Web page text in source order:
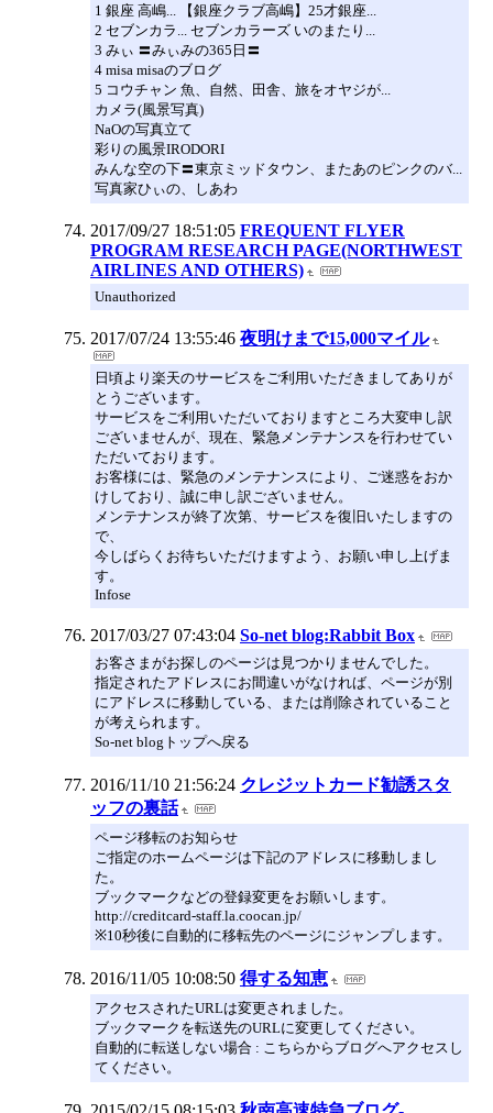
1 銀座 高嶋... 【銀座クラブ高嶋】25才銀座...
2 セブンカラ... セブンカラーズ いのまたり...
3 みぃ 〓みぃみの365日〓
4 misa misaのブログ
5 コウチャン 魚、自然、田舎、旅をオヤジが...
カメラ(風景写真)
NaOの写真立て
彩りの風景IRODORI
みんな空の下〓東京ミッドタウン、またあのピンクのバ...
写真家ひぃの、しあわ
2017/09/27 18:51:05 FREQUENT FLYER
PROGRAM RESEARCH PAGE(NORTHWEST
AIRLINES AND OTHERS)
Unauthorized
2017/07/24 13:55:46 夜明けまで15,000マイル
日頃より楽天のサービスをご利用いただきましてありが
とうございます。
サービスをご利用いただいておりますところ大変申し訳
ございませんが、現在、緊急メンテナンスを行わせてい
ただいております。
お客様には、緊急のメンテナンスにより、ご迷惑をおか
けしており、誠に申し訳ございません。
メンテナンスが終了次第、サービスを復旧いたしますの
で、
今しばらくお待ちいただけますよう、お願い申し上げま
す。
Infose
2017/03/27 07:43:04 So-net blog:Rabbit Box
お客さまがお探しのページは見つかりませんでした。
指定されたアドレスにお間違いがなければ、ページが別
にアドレスに移動している、または削除されていること
が考えられます。
So-net blogトップへ戻る
2016/11/10 21:56:24 クレジットカード勧誘スタ
ッフの裏話
ページ移転のお知らせ
ご指定のホームページは下記のアドレスに移動しまし
た。
ブックマークなどの登録変更をお願いします。
http://creditcard-staff.la.coocan.jp/
※10秒後に自動的に移転先のページにジャンプします。
2016/11/05 10:08:50 得する知恵
アクセスされたURLは変更されました。
ブックマークを転送先のURLに変更してください。
自動的に転送しない場合 : こちらからブログへアクセスし
てください。